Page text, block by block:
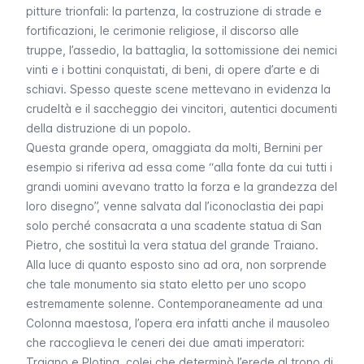
pitture trionfali: la partenza, la costruzione di strade e
fortificazioni, le cerimonie religiose, il discorso alle
truppe, l’assedio, la battaglia, la sottomissione dei nemici
vinti e i bottini conquistati, di beni, di opere d’arte e di
schiavi. Spesso queste scene mettevano in evidenza la
crudeltà e il saccheggio dei vincitori, autentici documenti
della distruzione di un popolo.
Questa grande opera, omaggiata da molti, Bernini per
esempio si riferiva ad essa come “alla fonte da cui tutti i
grandi uomini avevano tratto la forza e la grandezza del
loro disegno”, venne salvata dal l’iconoclastia dei papi
solo perché consacrata a una scadente statua di San
Pietro, che sostituì la vera statua del grande Traiano.
Alla luce di quanto esposto sino ad ora, non sorprende
che tale monumento sia stato eletto per uno scopo
estremamente solenne. Contemporaneamente ad una
Colonna maestosa, l’opera era infatti anche il mausoleo
che raccoglieva le ceneri dei due amati imperatori: